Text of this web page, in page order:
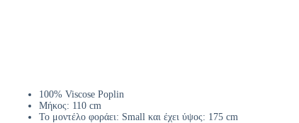
100% Viscose Poplin
Μήκος: 110 cm
Το μοντέλο φοράει: Small και έχει ύψος: 175 cm